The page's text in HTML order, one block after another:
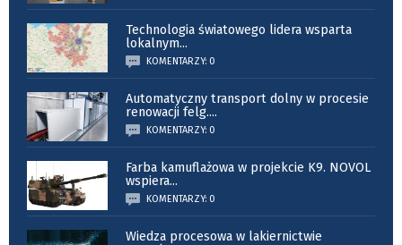
Technologia światowego lidera wsparta
lokalnym...
KOMENTARZY: 0
Automatyczny transport dolny w procesie
renowacji felg....
KOMENTARZY: 0
Farba kamuflażowa w projekcie K9. NOVOL
wspiera...
KOMENTARZY: 0
Wiedza procesowa w lakiernictwie